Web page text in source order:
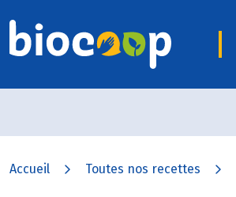
Accueil Toutes nos recettes